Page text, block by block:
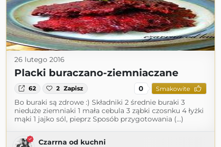
26 lutego 2016
Placki buraczano-ziemniaczane
62 2 Zapisz 0 Smakowite
Bo buraki są zdrowe :) Składniki 2 średnie buraki 3
nieduże ziemniaki 1 mała cebula 3 ząbki czosnku 4 łyżki
mąki 1 jajko sól, pieprz Sposób przygotowania (...)
Czarrna od kuchni